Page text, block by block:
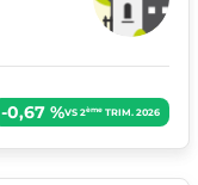
-0,67 %VS 2èmeTRIM. 2026